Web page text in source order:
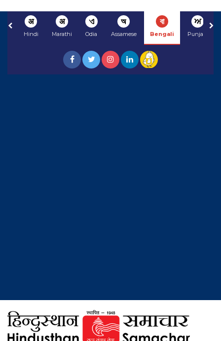
अ
Hindi
अ
Marathi
ଏ
Odia
অ
Assamese
বা
Bengali
ਅ
Punjabi